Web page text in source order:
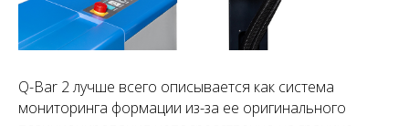
Q-Bar 2 лучше всего описывается как система
мониторинга формации из-за ее оригинального